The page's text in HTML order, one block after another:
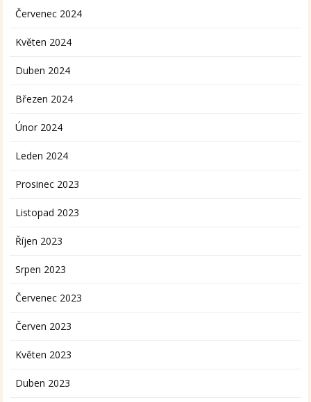
Červenec 2024
Květen 2024
Duben 2024
Březen 2024
Únor 2024
Leden 2024
Prosinec 2023
Listopad 2023
Říjen 2023
Srpen 2023
Červenec 2023
Červen 2023
Květen 2023
Duben 2023